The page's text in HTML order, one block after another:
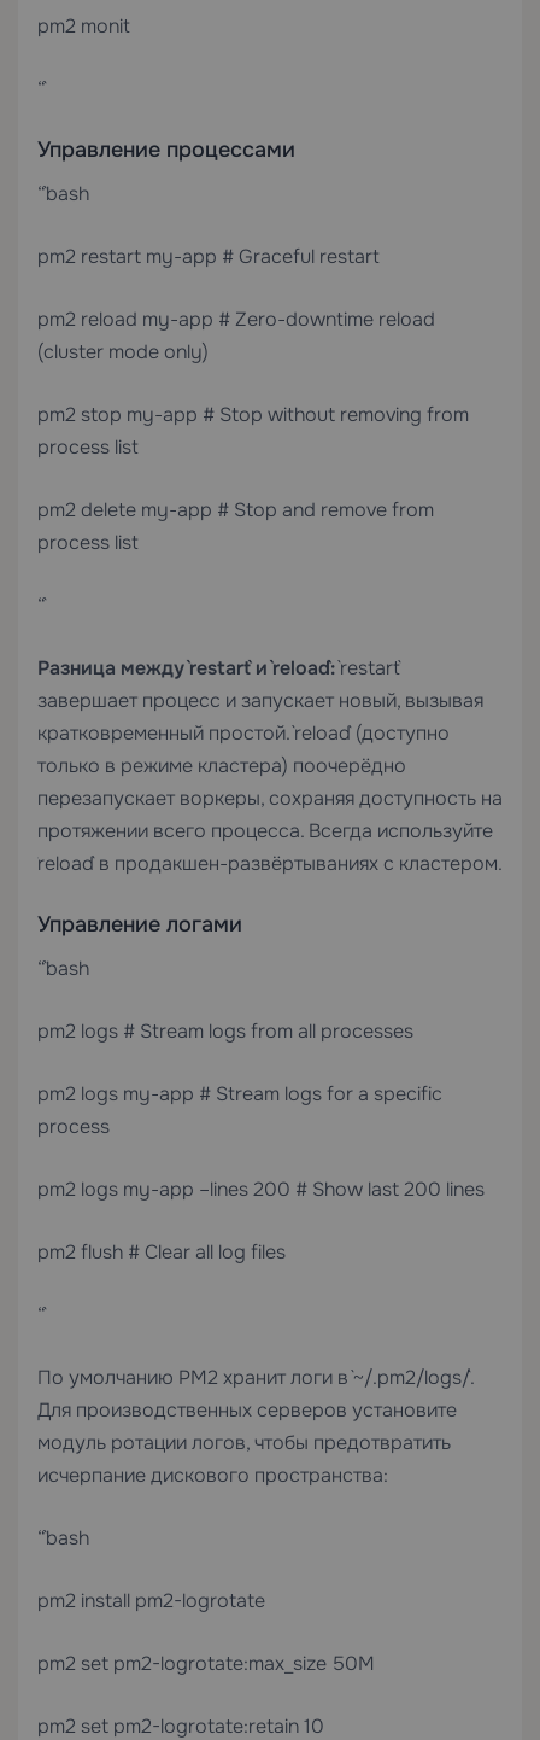
pm2 monit
“`
Управление процессами
“`bash
pm2 restart my-app # Graceful restart
pm2 reload my-app # Zero-downtime reload
(cluster mode only)
pm2 stop my-app # Stop without removing from
process list
pm2 delete my-app # Stop and remove from
process list
“`
Разница между `restart` и `reload`:`restart`
завершает процесс и запускает новый, вызывая
кратковременный простой. `reload` (доступно
только в режиме кластера) поочерёдно
перезапускает воркеры, сохраняя доступность на
протяжении всего процесса. Всегда используйте
`reload` в продакшен-развёртываниях с кластером.
Управление логами
“`bash
pm2 logs # Stream logs from all processes
pm2 logs my-app # Stream logs for a specific
process
pm2 logs my-app –lines 200 # Show last 200 lines
pm2 flush # Clear all log files
“`
По умолчанию PM2 хранит логи в `~/.pm2/logs/`.
Для производственных серверов установите
модуль ротации логов, чтобы предотвратить
исчерпание дискового пространства:
“`bash
pm2 install pm2-logrotate
pm2 set pm2-logrotate:max_size 50M
pm2 set pm2-logrotate:retain 10